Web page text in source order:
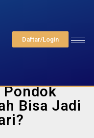
Daftar/Login
Pondok
Bisa Jadi